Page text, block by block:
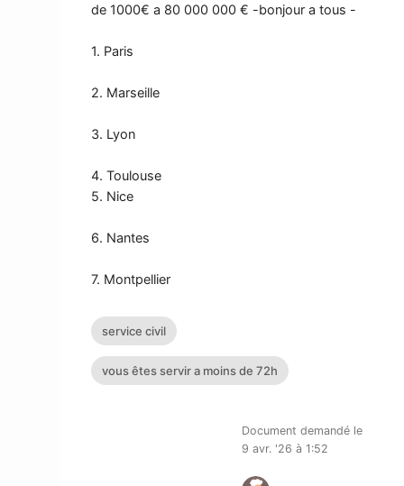
de 1000€ a 80 000 000 € -bonjour a tous -
1. Paris
2. Marseille
3. Lyon
4. Toulouse
5. Nice
6. Nantes
7. Montpellier
service civil
vous êtes servir a moins de 72h
Document demandé le
9 avr. '26 à 1:52